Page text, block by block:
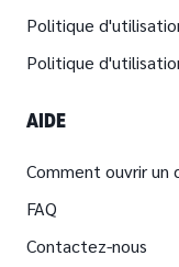
Politique
Politique
AIDE
Comment ouvrir un
FAQ
Contactez-nous